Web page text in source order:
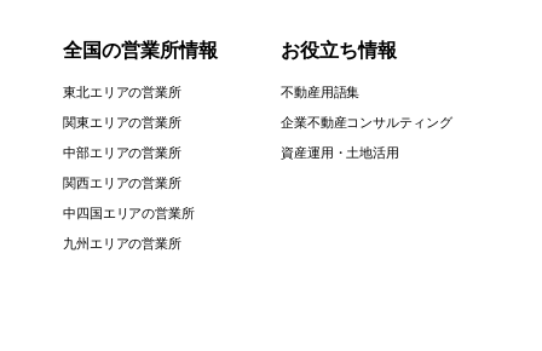
全国の営業所情報
東北エリアの営業所
関東エリアの営業所
中部エリアの営業所
関西エリアの営業所
中四国エリアの営業所
九州エリアの営業所
お役立ち情報
不動産用語集
企業不動産コンサルティング
資産運用・土地活用